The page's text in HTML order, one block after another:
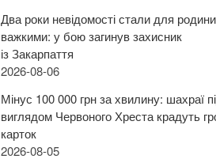
Два роки невідомості стали для
важкими: у бою загинув захисник
із Закарпаття
2026-08-06
Мінус 100 000 грн за хвилину: шахраї
виглядом Червоного Хреста крадуть
карток
2026-08-05